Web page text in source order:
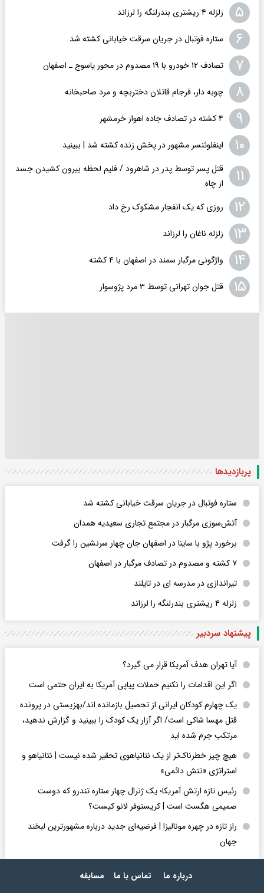
۵ زلزله ۴ ریشتری بندرلنگه را لرزاند
۶ ستاره فوتبال در جریان سرقت خیابانی کشته شد
۷ تصادف ۱۲ خودرو با ۱۹ مصدوم در محور یاسوج ـ اصفهان
۸ چوبه دار، فرجام قاتلان دختربچه و مرد صاحبخانه
۹ ۴ کشته در تصادف جاده اهواز خرمشهر
۱۰ اینفلوئنسر مشهور در پخش زنده کشته شد | ببینید
۱۱
قتل پسر توسط پدر در شاهرود / فلیم لحظه بیرون کشیدن جسد
از چاه
۱۲ روزی که یک انفجار مشکوک رخ داد
۱۳ زلزله ناغان را لرزاند
۱۴ واژگونی مرگبار سمند در اصفهان با ۴ کشته
۱۵ قتل جوان تهرانی توسط ۳ مرد پژوسوار
پربازدید‌ها
ستاره فوتبال در جریان سرقت خیابانی کشته شد
آتش‌سوزی مرگبار در مجتمع تجاری سعیدیه همدان
برخورد پژو با ساینا در اصفهان جان چهار سرنشین را گرفت
۷ کشته و مصدوم در تصادف مرگبار در اصفهان
تیراندازی در مدرسه ای در تایلند
زلزله ۴ ریشتری بندرلنگه را لرزاند
پیشنهاد سردبیر
آیا تهران هدف آمریکا قرار می گیرد؟
اگر این اقدامات را نکنیم حملات پیاپی آمریکا به ایران حتمی است
یک چهارم کودکان ایرانی از تحصیل بازمانده اند/بهزیستی در پرونده
قتل مهسا شاکی است/ اگر آزار یک کودک را ببینید و گزارش ندهید،
مرتکب جرم شده اید
هیچ چیز خطرناک‌تر از یک نتانیاهوی تحقیر شده نیست | نتانیاهو و
استراتژی «تنش دائمی»
رئیس تازه ارتش آمریکا؛ یک ژنرال چهار ستاره تندرو که دوست
صمیمی هگست است | کریستوفر لانو کیست؟
راز تازه در چهره مونالیزا | فرضیه‌ای جدید درباره مشهورترین لبخند
جهان
درباره ما تماس با ما مسابقه